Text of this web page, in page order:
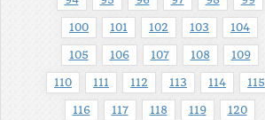
100 101 102 103 104
105 106 107 108 109
110 111 112 113 114 115
116 117 118 119 120